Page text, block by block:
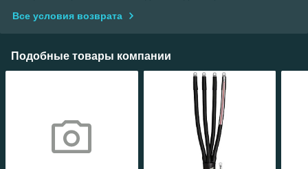
Все условия возврата
Подобные товары компании